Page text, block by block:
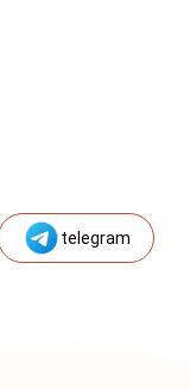
telegram